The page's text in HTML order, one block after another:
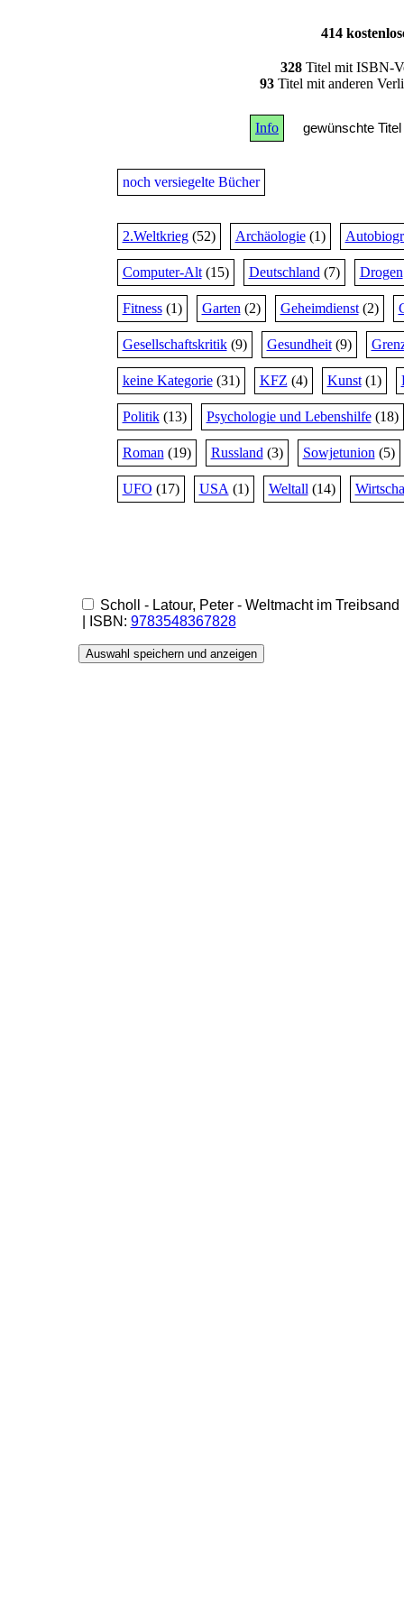
414
328 Titel mit ISBN-
93Titel mit anderen
Info gewünschte
noch versiegelte Bücher
2.Weltkrieg(52) Archäologie(1)
Computer-Alt(15) Deutschland (7) Drogen
Fitness(1) Garten (2) Geheimdienst(2)
Gesellschaftskritik(9) Gesundheit(9)
keine Kategorie(31) KFZ (4) Kunst(1)
Politik(13) Psychologie und Lebenshilfe(18)
Roman (19) Russland (3) Sowjetunion (5)
UFO (17) USA (1) Weltall (14)
Scholl - Latour, Peter - Weltmacht im
| ISBN: 9783548367828